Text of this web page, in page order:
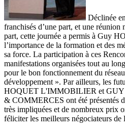
Déclinée
franchisés d’une part, et une réunion
part, cette journée a permis à Guy
l’importance de la formation et des
sa force. La participation à ces
manifestations organisées tout au
pour le bon fonctionnement du
développement ». Par ailleurs, les
HOQUET L'IMMOBILIER et GUY
& COMMERCES ont été présentés
très impliquées et de nombreux prix
féliciter les meilleurs négociateurs de